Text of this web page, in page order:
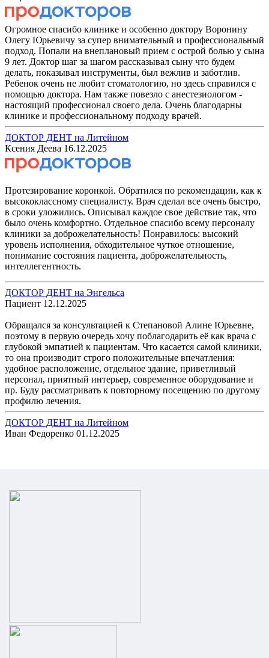
Огромное спасибо клинике и особенно доктору Воронину
Олегу Юрьевичу за супер внимательный и профессиональный
подход. Попали на внеплановый прием с острой болью у сына
9 лет. Доктор шаг за шагом рассказывал сыну что будем
делать, показывал инструменты, был вежлив и заботлив.
Ребенок очень не любит стоматологию, но здесь справился с
помощью доктора. Нам также повезло с анестезиологом -
настоящий профессионал своего дела. Очень благодарны
клинике и профессиональному подходу врачей.
ДОКТОР ДЕНТ на Литейном
Ксения Деева 16.12.2025
Протезирование коронкой. Обратился по рекомендации, как к
высококлассному специалисту. Врач сделал все очень быстро,
в сроки уложились. Описывал каждое свое действие так, что
было очень комфортно. Отдельное спасибо всему персоналу
клиники за доброжелательность! Понравилось: высокий
уровень исполнения, обходительное чуткое отношение,
понимание состояния пациента, доброжелательность,
интеллегентность.
ДОКТОР ДЕНТ на Энгельса
Пациент 12.12.2025
Обращался за консультацией к Степановой Алине Юрьевне,
поэтому в первую очередь хочу поблагодарить её как врача с
глубокой эмпатией к пациентам. Что касается самой клиники,
то она производит строго положительные впечатления:
удобное расположение, отдельное здание, приветливый
персонал, приятный интерьер, современное оборудование и
пр. Буду рассматривать к повторному посещению по другому
профилю лечения.
ДОКТОР ДЕНТ на Литейном
Иван Федоренко 01.12.2025